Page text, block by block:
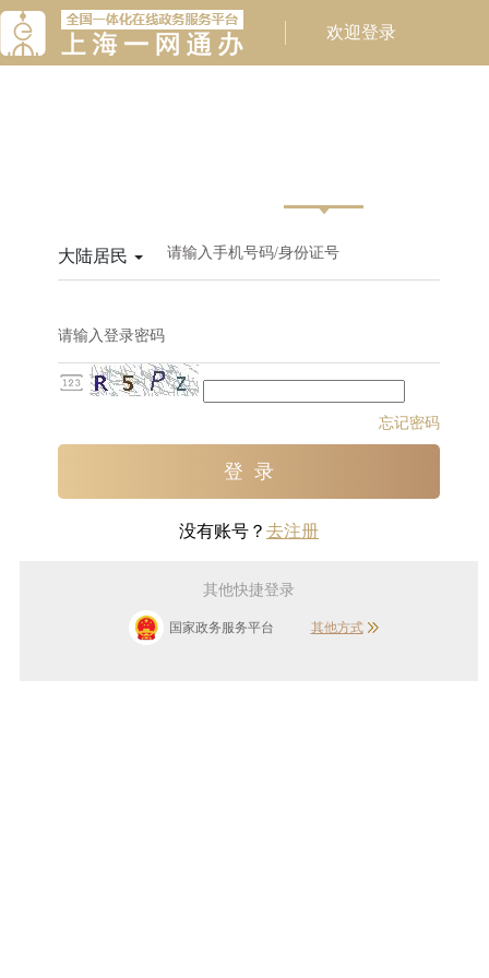
请输入手机号码/身份证号
大陆居民
请输入登录密码
忘记密码
没有账号？ 去注册
其他快捷登录
国家政务服务平台 其他方式